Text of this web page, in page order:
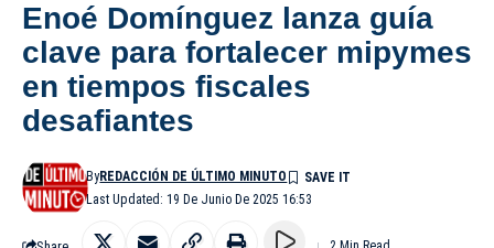
Enoé Domínguez lanza guía
clave para fortalecer mipymes
en tiempos fiscales
desafiantes
Last Updated: 19 De Junio De 2025 16:53
ByREDACCIÓN DE ÚLTIMO MINUTO